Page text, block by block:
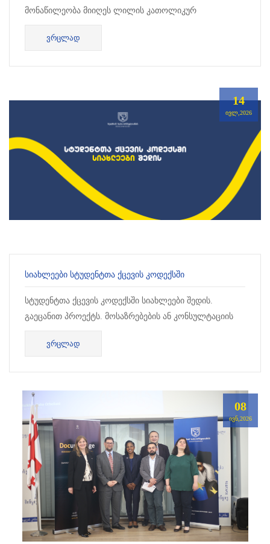
მონაწილეობა მიიღეს ლილის კათოლიკურ
უნივერსიტეტში გამართულ საზაფხულო სკოლაში
თემაზე “...
ᲕᲠᲪᲚᲐᲓ
14
ᲘᲕᲚ,2026
ᲡᲘᲐᲮᲚᲔᲔᲑᲘ ᲡᲢᲣᲓᲔᲜᲢᲗᲐ ᲥᲪᲔᲕᲘᲡ ᲙᲝᲓᲔᲥᲡᲨᲘ
სტუდენტთა ქცევის კოდექსში სიახლეები შედის.
გაეცანით პროექტს. მოსაზრებების ან კონსულტაციის
საჭიროების შემთხვევაში - დაუკავშირდით
უნივერსიტეტ...
ᲕᲠᲪᲚᲐᲓ
08
ᲘᲕᲜ,2026